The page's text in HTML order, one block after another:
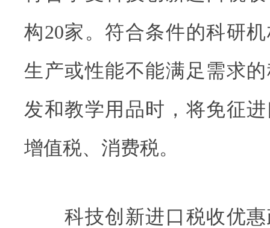
构20家。符合条件的科研
生产或性能不能满足需求
发和教学用品时，将免征
增值税、消费税。
科技创新进口税收优惠